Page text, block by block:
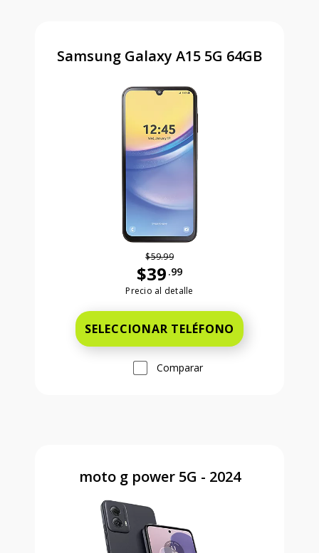
Samsung Galaxy A15 5G 64GB
$59.99
$39 .99
Antes el precio era 59 dollars and
Precio al detalle
SELECCIONAR TELÉFONO
Comparar
moto g power 5G - 2024